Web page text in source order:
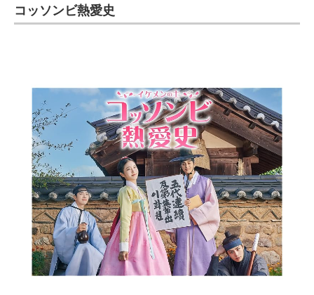
コッソンビ熱愛史